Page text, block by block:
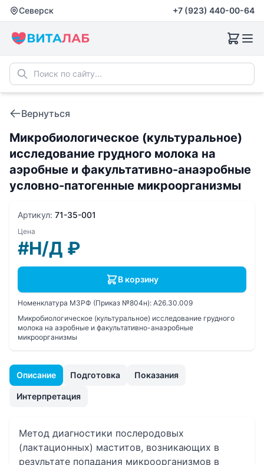
Северск +7 (923) 440-00-64
Вернуться
Микробиологическое (культуральное)
исследование грудного молока на
аэробные и факультативно-анаэробные
условно-патогенные микроорганизмы
Описание Подготовка Показания
Интерпретация
Метод диагностики послеродовых
(лактационных) маститов, возникающих в
результате попадания микроорганизмов в
Артикул: 71-35-001
Цена
#Н/Д ₽
В корзину
Номенклатура МЗРФ (Приказ №804н): A26.30.009
Микробиологическое (культуральное) исследование грудного
молока на аэробные и факультативно-анаэробные
микроорганизмы